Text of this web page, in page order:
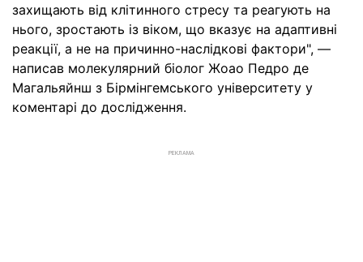
захищають від клітинного стресу та реагують на
нього, зростають із віком, що вказує на адаптивні
реакції, а не на причинно-наслідкові фактори", —
написав молекулярний біолог Жоао Педро де
Магальяйнш з Бірмінгемського університету у
коментарі до дослідження.
РЕКЛАМА